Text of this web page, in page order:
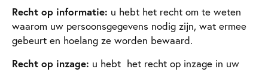
Recht op informatie: u hebt het recht om te weten
waarom uw persoonsgegevens nodig zijn, wat ermee
gebeurt en hoelang ze worden bewaard.
Recht op inzage: u hebt het recht op inzage in uw